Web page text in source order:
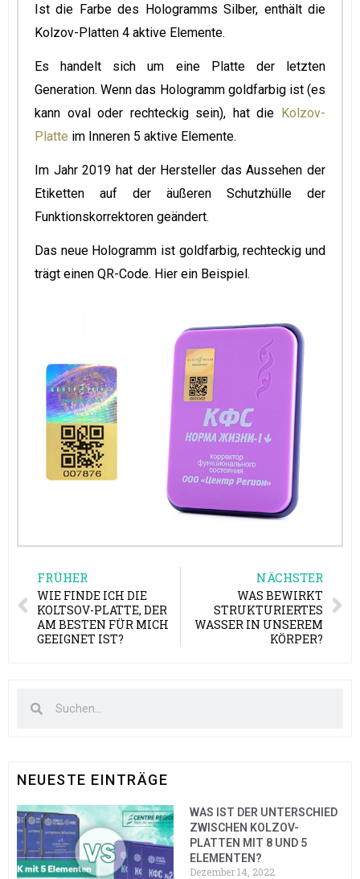
Ist die Farbe des Hologramms Silber, enthält die
Kolzov-Platten 4 aktive Elemente.
Es handelt sich um eine Platte der letzten
Generation. Wenn das Hologramm goldfarbig ist (es
kann oval oder rechteckig sein), hat die Kolzov-
Platte im Inneren 5 aktive Elemente.
Im Jahr 2019 hat der Hersteller das Aussehen der
Etiketten auf der äußeren Schutzhülle der
Funktionskorrektoren geändert.
Das neue Hologramm ist goldfarbig, rechteckig und
trägt einen QR-Code. Hier ein Beispiel.
FRÜHER
WIE FINDE ICH DIE
KOLTSOV-PLATTE, DER
AM BESTEN FÜR MICH
GEEIGNET IST?
NÄCHSTER
WAS BEWIRKT
STRUKTURIERTES
WASSER IN UNSEREM
KÖRPER?
NEUESTE EINTRÄGE
WAS IST DER UNTERSCHIED
ZWISCHEN KOLZOV-
PLATTEN MIT 8 UND 5
ELEMENTEN?
Dezember 14, 2022